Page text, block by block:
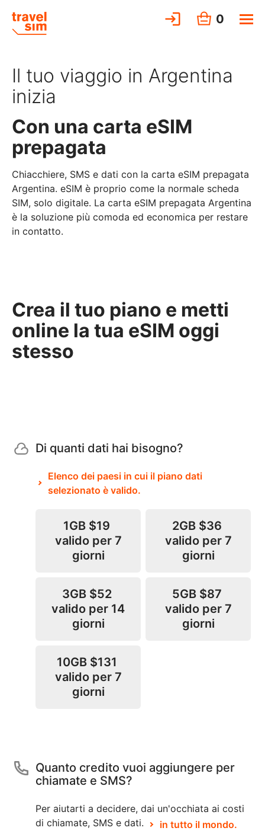
0
Il tuo viaggio in Argentina
inizia
Con una carta eSIM
prepagata
Chiacchiere, SMS e dati con la carta eSIM prepagata
Argentina. eSIM è proprio come la normale scheda
SIM, solo digitale. La carta eSIM prepagata Argentina
è la soluzione più comoda ed economica per restare
in contatto.
Crea il tuo piano e metti
online la tua eSIM oggi
stesso
Di quanti dati hai bisogno?
Elenco dei paesi in cui il piano dati
selezionato è valido.
1GB $19
valido per 7
giorni
2GB $36
valido per 7
giorni
3GB $52
valido per 14
giorni
5GB $87
valido per 7
giorni
10GB $131
valido per 7
giorni
Quanto credito vuoi aggiungere per
chiamate e SMS?
Per aiutarti a decidere, dai un'occhiata ai costi
di chiamate, SMS e dati.
in tutto il mondo.